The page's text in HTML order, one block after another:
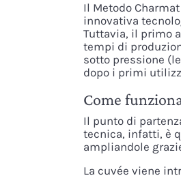
Il Metodo
innovativa
Tuttavia, il primo
tempi di
sotto pressione
dopo i primi
Come
Il punto di
tecnica, infatti, è
ampliandole
La cuvée viene